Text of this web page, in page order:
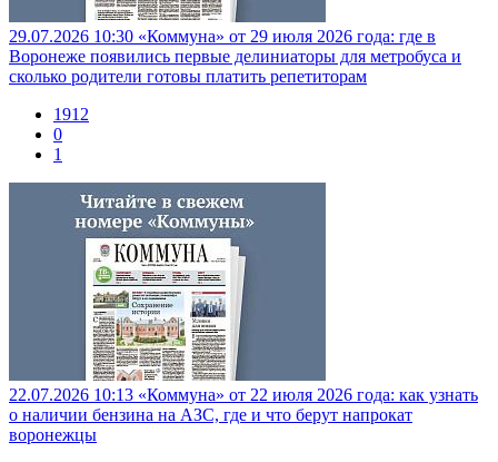
29.07.2026 10:30 «Коммуна» от 29 июля 2026 года: где в
Воронеже появились первые делиниаторы для метробуса и
сколько родители готовы платить репетиторам
1912
0
1
22.07.2026 10:13 «Коммуна» от 22 июля 2026 года: как узнать
о наличии бензина на АЗС, где и что берут напрокат
воронежцы